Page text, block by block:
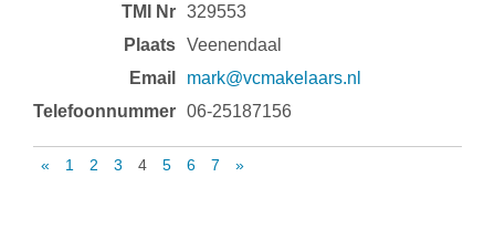
329553
Veenendaal
mark@vcmakelaars.nl
06-25187156
« 1 2 3 4 5 6 7 »